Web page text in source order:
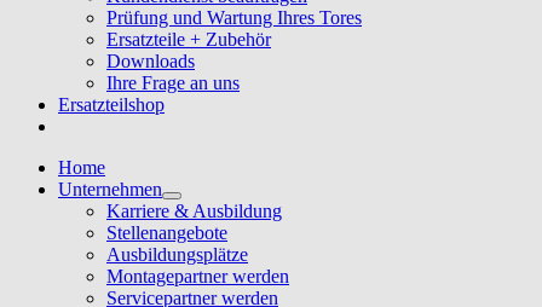
Prüfung und Wartung Ihres Tores
Ersatzteile + Zubehör
Downloads
Ihre Frage an uns
Ersatzteilshop
Home
Unternehmen
Karriere & Ausbildung
Stellenangebote
Ausbildungsplätze
Montagepartner werden
Servicepartner werden